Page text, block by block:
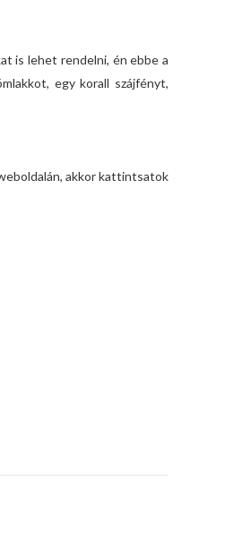
is lehet rendelni, én ebbe a
egy korall szájfényt,
akkor kattintsatok